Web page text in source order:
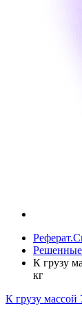
Решенные
К грузу
кг
К грузу массой